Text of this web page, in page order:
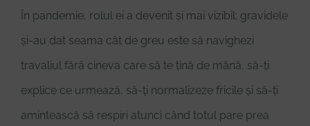
În pandemie, rolul ei a devenit și mai vizibil: gravidele
și-au dat seama cât de greu este să navighezi
travaliul fără cineva care să te țină de mână, să-ți
explice ce urmează, să-ți normalizeze fricile și să-ți
amintească să respiri atunci când totul pare prea